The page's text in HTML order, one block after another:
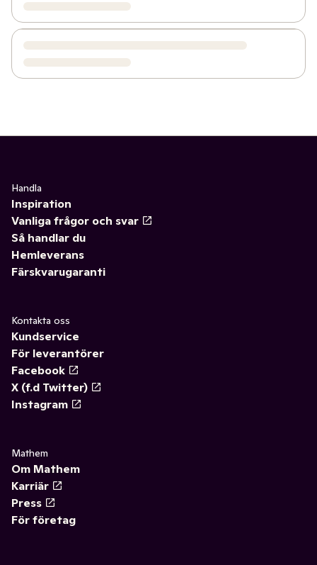
Handla
Inspiration
Vanliga frågor och svar
Så handlar du
Hemleverans
Färskvarugaranti
Kontakta oss
Kundservice
För leverantörer
Facebook
X (f.d Twitter)
Instagram
Mathem
Om Mathem
Karriär
Press
För företag